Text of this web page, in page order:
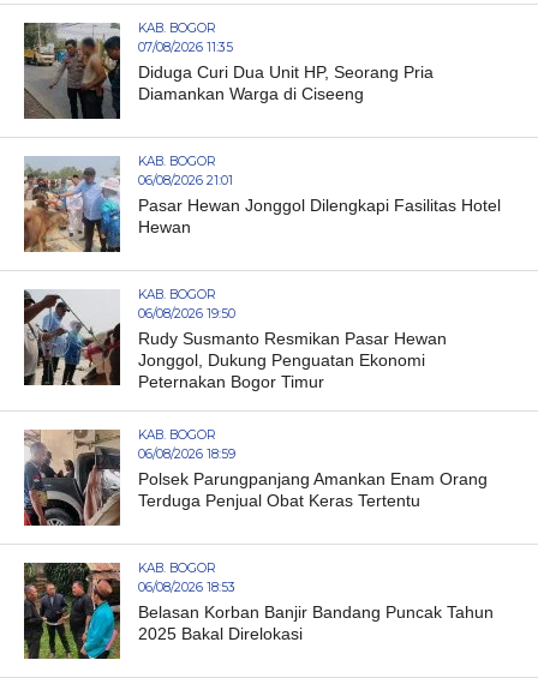
KAB. BOGOR
07/08/2026 11:35
Diduga Curi Dua Unit HP, Seorang Pria
Diamankan Warga di Ciseeng
KAB. BOGOR
06/08/2026 21:01
Pasar Hewan Jonggol Dilengkapi Fasilitas Hotel
Hewan
KAB. BOGOR
06/08/2026 19:50
Rudy Susmanto Resmikan Pasar Hewan
Jonggol, Dukung Penguatan Ekonomi
Peternakan Bogor Timur
KAB. BOGOR
06/08/2026 18:59
Polsek Parungpanjang Amankan Enam Orang
Terduga Penjual Obat Keras Tertentu
KAB. BOGOR
06/08/2026 18:53
Belasan Korban Banjir Bandang Puncak Tahun
2025 Bakal Direlokasi